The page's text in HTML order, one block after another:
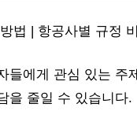
법 | 항공사별 규정
들에게 관심 있는 주
을 줄일 수 있습니다.